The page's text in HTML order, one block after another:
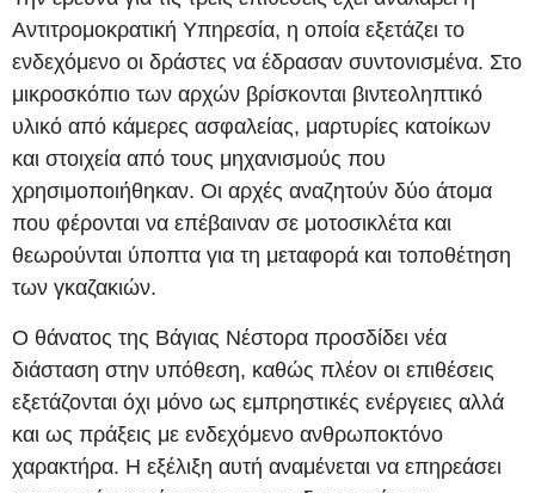
Αντιτρομοκρατική Υπηρεσία, η οποία εξετάζει το
ενδεχόμενο οι δράστες να έδρασαν συντονισμένα. Στο
μικροσκόπιο των αρχών βρίσκονται βιντεοληπτικό
υλικό από κάμερες ασφαλείας, μαρτυρίες κατοίκων
και στοιχεία από τους μηχανισμούς που
χρησιμοποιήθηκαν. Οι αρχές αναζητούν δύο άτομα
που φέρονται να επέβαιναν σε μοτοσικλέτα και
θεωρούνται ύποπτα για τη μεταφορά και τοποθέτηση
των γκαζακιών.
Ο θάνατος της Βάγιας Νέστορα προσδίδει νέα
διάσταση στην υπόθεση, καθώς πλέον οι επιθέσεις
εξετάζονται όχι μόνο ως εμπρηστικές ενέργειες αλλά
και ως πράξεις με ενδεχόμενο ανθρωποκτόνο
χαρακτήρα. Η εξέλιξη αυτή αναμένεται να επηρεάσει